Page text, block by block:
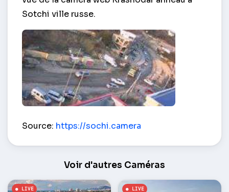
Sotchi ville russe.
Source: https://sochi.camera
Voir d'autres Caméras